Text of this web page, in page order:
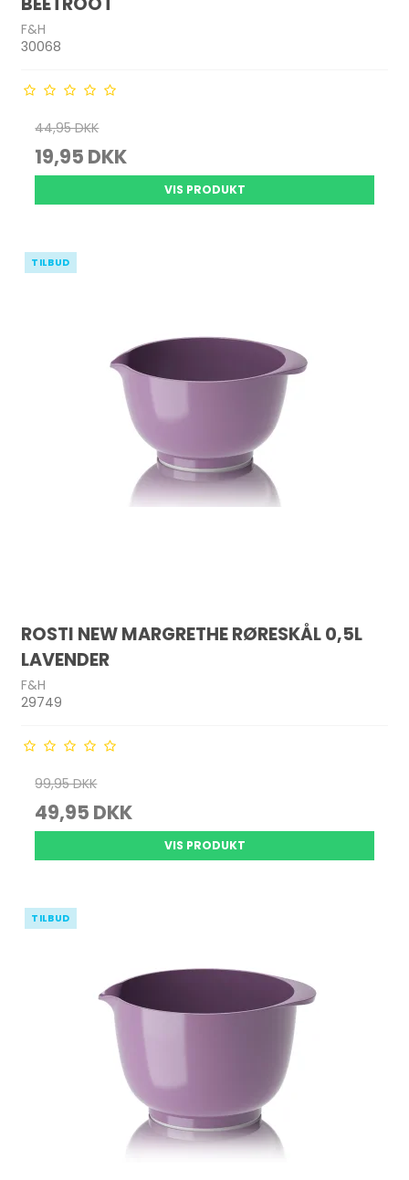
F&H
30068
44,95 DKK
19,95 DKK
VIS PRODUKT
TILBUD
ROSTI NEW MARGRETHE RØRESKÅL 0,5L
LAVENDER
F&H
29749
99,95 DKK
49,95 DKK
VIS PRODUKT
TILBUD